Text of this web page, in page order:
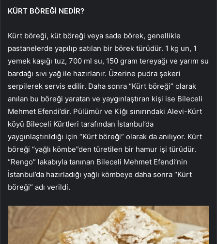
KÜRT BÖREĞİ NEDİR?
Kürt böreği, küt böreği veya sade börek, genellikle
pastanelerde yapılıp satılan bir börek türüdür. 1 kg un, 1
yemek kaşığı tuz, 700 ml su, 150 gram tereyağı ve yarım su
bardağı sıvı yağ ile hazırlanır. Üzerine pudra şekeri
serpilerek servis edilir. Daha sonra “Kürt böreği” olarak
anılan bu böreği yaratan ve yaygınlaştıran kişi ise Bileceli
Mehmet Efendi’dir. Pülümür ve Kiğı sınırındaki Alevi-Kürt
köyü Bileceli Kürtleri tarafından İstanbul’da
yaygınlaştırıldığı için “Kürt böreği” olarak da anılıyor. Kürt
böreği “yağlı kömbe”den türetilen bir hamur işi türüdür.
“Rengo” lakabıyla tanınan Bileceli Mehmet Efendi’nin
İstanbul’da hazırladığı yağlı kömbeye daha sonra “Kürt
böreği” adı verildi.